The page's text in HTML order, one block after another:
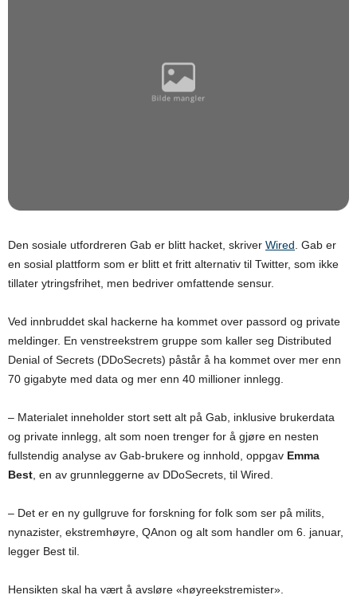
Den sosiale utfordreren Gab er blitt hacket, skriver Wired . Gab er
en sosial plattform som er blitt et fritt alternativ til Twitter, som ikke
tillater ytringsfrihet, men bedriver omfattende sensur.
Ved innbruddet skal hackerne ha kommet over passord og private
meldinger. En venstreekstrem gruppe som kaller seg Distributed
Denial of Secrets (DDoSecrets) påstår å ha kommet over mer enn
70 gigabyte med data og mer enn 40 millioner innlegg.
– Materialet inneholder stort sett alt på Gab, inklusive brukerdata
og private innlegg, alt som noen trenger for å gjøre en nesten
fullstendig analyse av Gab-brukere og innhold, oppgav Emma
Best , en av grunnleggerne av DDoSecrets, til Wired.
– Det er en ny gullgruve for forskning for folk som ser på milits,
nynazister, ekstremhøyre, QAnon og alt som handler om 6. januar,
legger Best til.
Hensikten skal ha vært å avsløre «høyreekstremister».